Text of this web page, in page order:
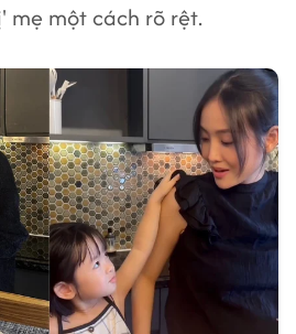
một cách rõ rệt.